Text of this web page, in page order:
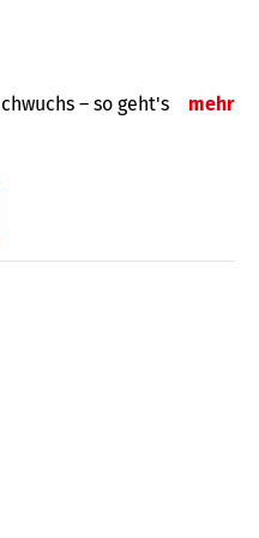
– so geht's mehr